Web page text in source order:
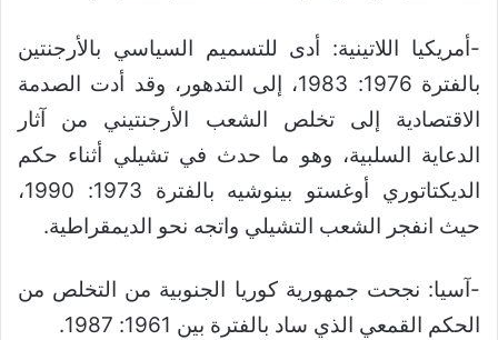
-أمريكيا اللاتينية: أدى للتسميم السياسي بالأرجنتين
بالفترة 1976: 1983، إلى التدهور، وقد أدت الصدمة
الاقتصادية إلى تخلص الشعب الأرجنتيني من آثار
الدعاية السلبية، وهو ما حدث في تشيلي أثناء حكم
الديكتاتوري أوغستو بينوشيه بالفترة 1973: 1990،
حيث انفجر الشعب التشيلي واتجه نحو الديمقراطية.
-آسيا: نجحت جمهورية كوريا الجنوبية من التخلص من
الحكم القمعي الذي ساد بالفترة بين 1961: 1987.